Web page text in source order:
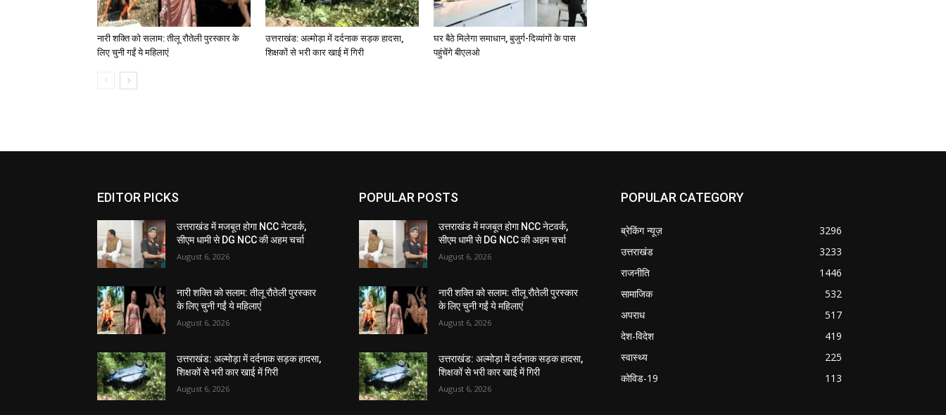
नारी शक्ति को सलाम: तीलू रौतेली पुरस्कार के
लिए चुनी गईं ये महिलाएं
उत्तराखंड: अल्मोड़ा में दर्दनाक सड़क हादसा,
शिक्षकों से भरी कार खाई में गिरी
घर बैठे मिलेगा समाधान, बुजुर्ग-दिव्यांगों के पास
पहुंचेंगे बीएलओ
EDITOR PICKS
उत्तराखंड में मजबूत होगा NCC नेटवर्क,
सीएम धामी से DG NCC की अहम चर्चा
August 6, 2026
नारी शक्ति को सलाम: तीलू रौतेली पुरस्कार
के लिए चुनी गईं ये महिलाएं
August 6, 2026
उत्तराखंड: अल्मोड़ा में दर्दनाक सड़क हादसा,
शिक्षकों से भरी कार खाई में गिरी
August 6, 2026
POPULAR POSTS
उत्तराखंड में मजबूत होगा NCC नेटवर्क,
सीएम धामी से DG NCC की अहम चर्चा
August 6, 2026
नारी शक्ति को सलाम: तीलू रौतेली पुरस्कार
के लिए चुनी गईं ये महिलाएं
August 6, 2026
उत्तराखंड: अल्मोड़ा में दर्दनाक सड़क हादसा,
शिक्षकों से भरी कार खाई में गिरी
August 6, 2026
POPULAR CATEGORY
ब्रेकिंग न्यूज़
3296
उत्तराखंड
3233
राजनीति
1446
सामाजिक
532
अपराध
517
देश-विदेश
419
स्वास्थ्य
225
कोविड-19
113